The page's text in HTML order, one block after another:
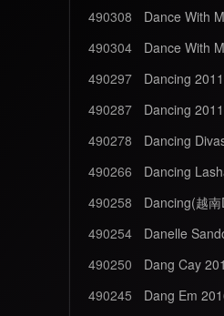
490308
Dance With
490304
Dance With
490297
Dancing
490287
Dancing
490278
490266
Dancing
490258
Dancing(越
490254
Danelle
490250
Dang Cay
490245
Dang Em